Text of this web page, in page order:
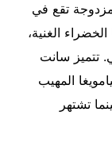
تقع في
الغنية،
تتميز سانت
المهيب
تشتهر